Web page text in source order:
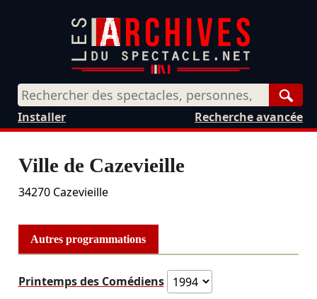
Recherche avancée
Installer
Ville de Cazevieille
34270 Cazevieille
Autres programmations
Printemps des Comédiens